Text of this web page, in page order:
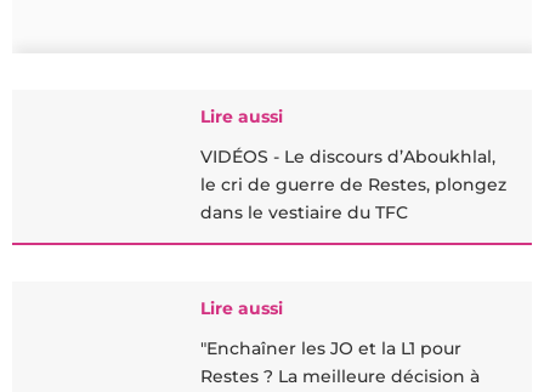
Lire aussi
VIDÉOS - Le discours d’Aboukhlal,
le cri de guerre de Restes, plongez
dans le vestiaire du TFC
Lire aussi
"Enchaîner les JO et la L1 pour
Restes ? La meilleure décision à